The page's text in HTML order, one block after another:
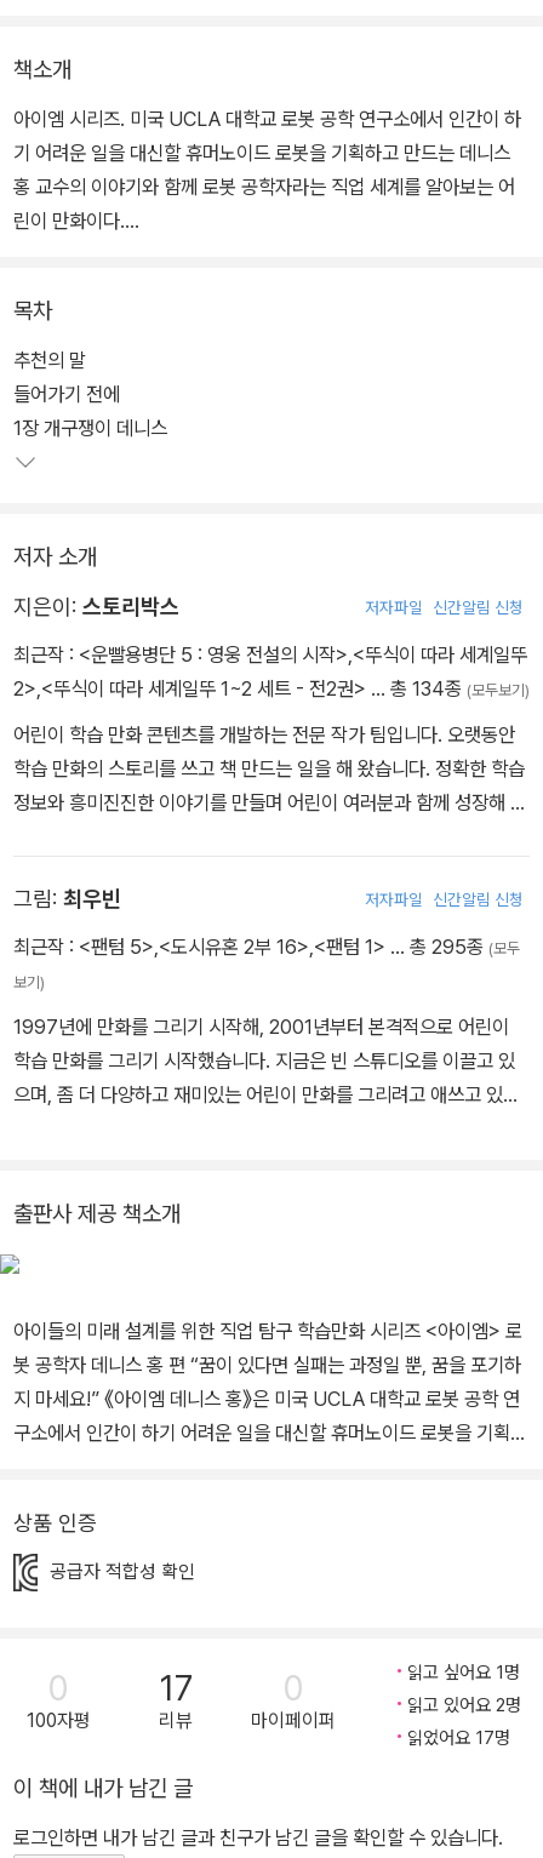
책소개
아이엠 시리즈. 미국 UCLA 대학교 로봇 공학 연구소에서 인간이 하
기 어려운 일을 대신할 휴머노이드 로봇을 기획하고 만드는 데니스
홍 교수의 이야기와 함께 로봇 공학자라는 직업 세계를 알아보는 어
린이 만화이다.
은 밤까지 학교 실험실에서 과학 원리를 알아내기 위해 탐구하던 소
년은 온갖 실패를 거름삼아 마침내 로봇 공학 분야의 권위자가 되었
다. 그를 보며 이야기를 통해 꿈을 현실로 만드는 데, 실패는 이야깃거
리에 불과하다는 걸 알게 될 것이다.
해 볼 즐거운 과제였다. 그는 이러한 즐거움 속에서 찾은 발견의 기쁨
을 잊을 수 없었다.
영화 '스타워즈'의 알투디투처럼 인간과 함께 살면서 유익한 일들을
할 수 있는 로봇을 만들고 싶었던 소년이 인간과 가장 유사한 모습을
한 휴머노이드 로봇을 완성하고 로보컵 대회에서 우승하기까지 어떤
일들이 있었을까? 그 열정의 기록이 이 책에 고스란히 담겨 있다.
목차
추천의 말
들어가기 전에
1장 개구쟁이 데니스
저자 소개
지은이: 스토리박스 저자파일 신간알림 신청
최근작 : <운빨용병단 5 : 영웅 전설의 시작> <뚜식이 따라 세계일뚜
2> <뚜식이 따라 세계일뚜 1~2 세트 - 전2권> … 총 134종 (모두보기)
어린이 학습 만화 콘텐츠를 개발하는 전문 작가 팀입니다. 오랫동안
학습 만화의 스토리를 쓰고 책 만드는 일을 해 왔습니다. 정확한 학습
정보와 흥미진진한 이야기를 만들며 어린이 여러분과 함께 성장해 나
〈말량&홍챠 인피니티〉 시리즈 등이 있습니다.
그림: 최우빈 저자파일 신간알림 신청
최근작 : <팬텀 5> <도시유혼 2부 16> <팬텀 1> … 총 295종 (모두
보기)
1997년에 만화를 그리기 시작해, 2001년부터 본격적으로 어린이
학습 만화를 그리기 시작했습니다. 지금은 빈 스튜디오를 이끌고 있
으며, 좀 더 다양하고 재미있는 어린이 만화를 그리려고 애쓰고 있습
뮈토>시리즈 들이 있습니다.
출판사 제공 책소개
아이들의 미래 설계를 위한 직업 탐구 학습만화 시리즈 <아이엠> 로
봇 공학자 데니스 홍 편 “꿈이 있다면 실패는 과정일 뿐, 꿈을 포기하
지 마세요!” 《아이엠 데니스 홍》은 미국 UCLA 대학교 로봇 공학 연
구소에서 인간이 하기 어려운 일을 대신할 휴머노이드 로봇을 기획하
서 그 작동원리를 찾아보고 때론 늦은 밤까지 학교 실험실에서 과학
원리를 알아내기 위해 탐구하던 소년은 온갖 실패를 거름삼아 마침내
예요. 데니스 홍에게 한 번 궁금증을 갖게 한 과학 원리들은 반드시 알
아내야 하는 과제였습니다. 동시에 새로 떠오른 아이디어는 기존 지
식과 접목해 볼 즐거운 과제였죠. 그는 이러한 즐거움 속에서 찾은 발
인간과 함께 살면서 유익한 일들을 할 수 있는 로봇을 만들고 싶었던
소년이 인간과 가장 유사한 모습을 한 휴머노이드 로봇을 완성하고
상품 인증
공급자 적합성 확인
0
100자평
17
리뷰
0
마이페이퍼
읽고 싶어요 1명
읽고 있어요 2명
읽었어요 17명
이 책에 내가 남긴 글
로그인하면 내가 남긴 글과 친구가 남긴 글을 확인할 수 있습니다.